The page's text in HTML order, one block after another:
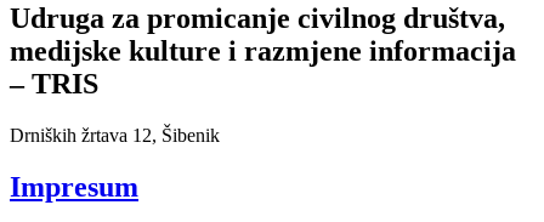
Udruga za promicanje civilnog društva,
medijske kulture i razmjene informacija
– TRIS
Drniških žrtava 12, Šibenik
Impresum